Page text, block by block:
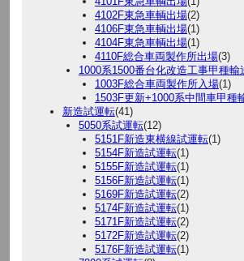
4102F東急車輌出場(2)
4106F東急車輌出場(1)
4104F東急車輌出場(1)
4110F総合車両製作所出場(3)
1000系1500番台化改造工事甲種輸
1003F総合車両製作所入場(1)
1503F更新+1000系中間車甲種
新造試運転(41)
5050系試運転(12)
5151F新造東横線試運転(1)
5154F新造試運転(1)
5155F新造試運転(1)
5156F新造試運転(1)
5169F新造試運転(2)
5174F新造試運転(1)
5171F新造試運転(2)
5172F新造試運転(2)
5176F新造試運転(1)